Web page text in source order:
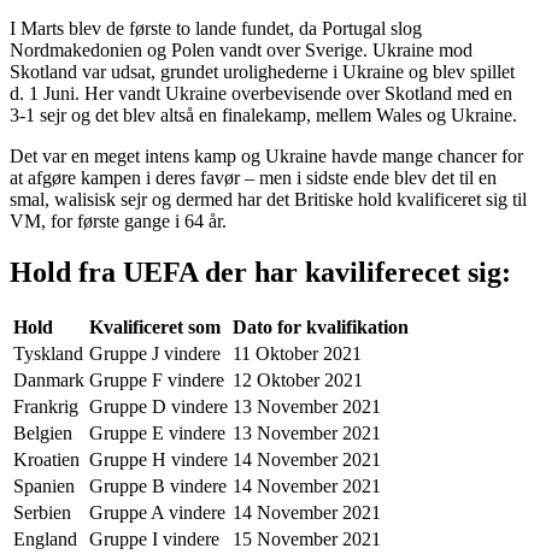
I Marts blev de første to lande fundet, da Portugal slog
Nordmakedonien og Polen vandt over Sverige. Ukraine mod
Skotland var udsat, grundet urolighederne i Ukraine og blev spillet
d. 1 Juni. Her vandt Ukraine overbevisende over Skotland med en
3-1 sejr og det blev altså en finalekamp, mellem Wales og Ukraine.
Det var en meget intens kamp og Ukraine havde mange chancer for
at afgøre kampen i deres favør – men i sidste ende blev det til en
smal, walisisk sejr og dermed har det Britiske hold kvalificeret sig til
VM, for første gange i 64 år.
Hold fra UEFA der har kaviliferecet sig:
Hold Kvalificeret som Dato for kvalifikation
Tyskland Gruppe J vindere
11 Oktober 2021
Danmark Gruppe F vindere 12 Oktober 2021
Frankrig Gruppe D vindere 13 November 2021
Belgien
Gruppe E vindere 13 November 2021
Kroatien Gruppe H vindere 14 November 2021
Spanien
Gruppe B vindere 14 November 2021
Serbien
Gruppe A vindere 14 November 2021
England
Gruppe I vindere
15 November 2021